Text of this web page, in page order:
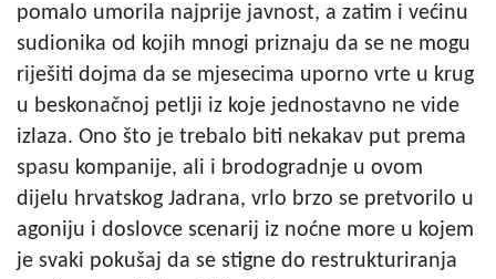
pomalo umorila najprije javnost, a zatim i većinu
sudionika od kojih mnogi priznaju da se ne mogu
riješiti dojma da se mjesecima uporno vrte u krug
u beskonačnoj petlji iz koje jednostavno ne vide
izlaza. Ono što je trebalo biti nekakav put prema
spasu kompanije, ali i brodogradnje u ovom
dijelu hrvatskog Jadrana, vrlo brzo se pretvorilo u
agoniju i doslovce scenarij iz noćne more u kojem
je svaki pokušaj da se stigne do restrukturiranja